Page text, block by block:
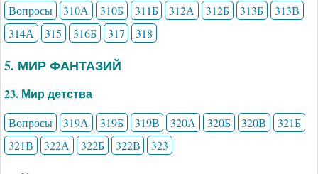
Вопросы 310А 310Б 311Б 312А 312Б 313Б
313В
314А
315 316Б 317 318
5. МИР ФАНТАЗИЙ
23. Мир детства
Вопросы 319А 319Б 319В 320А 320Б 320В
321Б
321В
322А 322Б 322В 323